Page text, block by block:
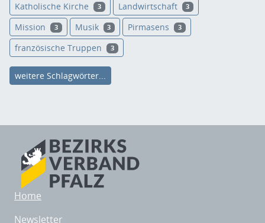
Katholische Kirche 3 Landwirtschaft 3
Mission 3 Musik 3 Pirmasens 3
französische Truppen 3
weitere Schlagwörter...
Home
Newsletter